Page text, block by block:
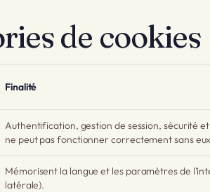
de cookies
Finalité
Authentification, gestion de session, sécurité
ne peut pas fonctionner correctement sans
Mémorisent la langue et les paramètres de
latérale).